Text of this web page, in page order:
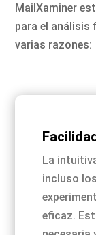
MailXaminer
para el análisis
varias razones:
La
incluso
eficaz.